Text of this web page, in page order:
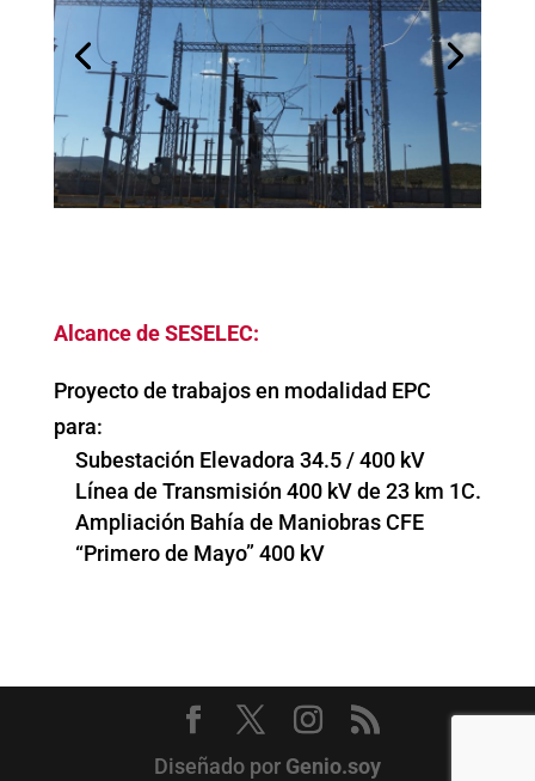
Alcance de SESELEC:
Proyecto de trabajos en modalidad EPC
para:
Subestación Elevadora 34.5 / 400 kV
Línea de Transmisión 400 kV de 23 km 1C.
Ampliación Bahía de Maniobras CFE
“Primero de Mayo” 400 kV
Diseñado por Genio.soy